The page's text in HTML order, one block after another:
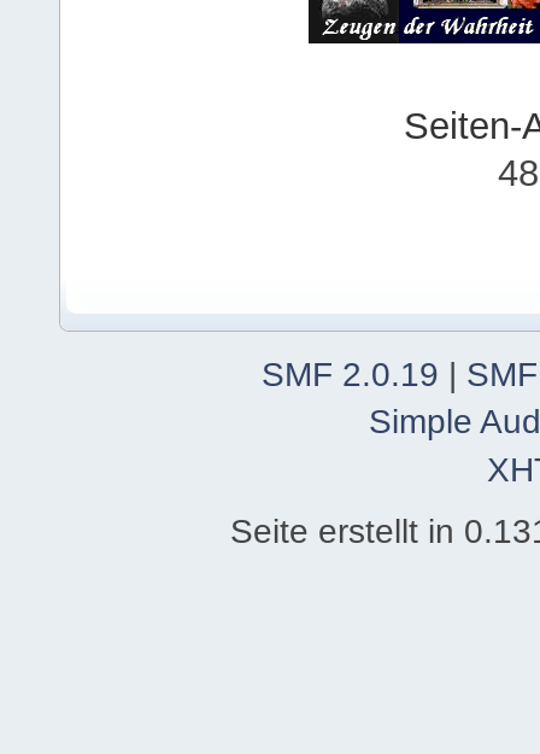
Seiten-
SMF 2.0.19 |
Simple
Seite erstellt in